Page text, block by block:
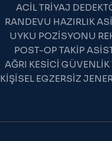
ACIL TRIYAJ
RANDEVU HAZIRLIK
UYKU POZISYONU
POST-OP TAKIP
AĞRI KESICI GÜVENLIK
KIŞISEL EGZERSIZ
WhatsApp Destek
Çevrimiçi — Hemen yanıtlıyoruz
13:07